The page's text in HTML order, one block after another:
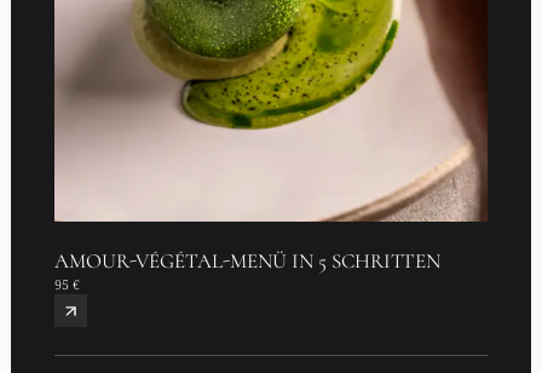
AMOUR-VÉGÉTAL-MENÜ IN 5 SCHRITTEN
95 €